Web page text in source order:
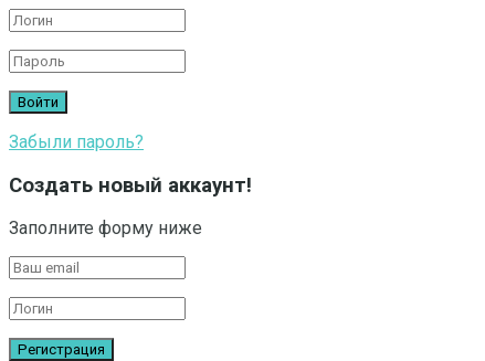
Забыли пароль?
Создать новый аккаунт!
Заполните форму ниже